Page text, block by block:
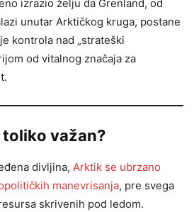
izrazio želju da Grenland, od
unutar Arktičkog kruga, postane
kontrola nad „strateški
od vitalnog značaja za
važan?
divljina, Arktik se ubrzano
manevrisanja, pre svega
skrivenih pod ledom.